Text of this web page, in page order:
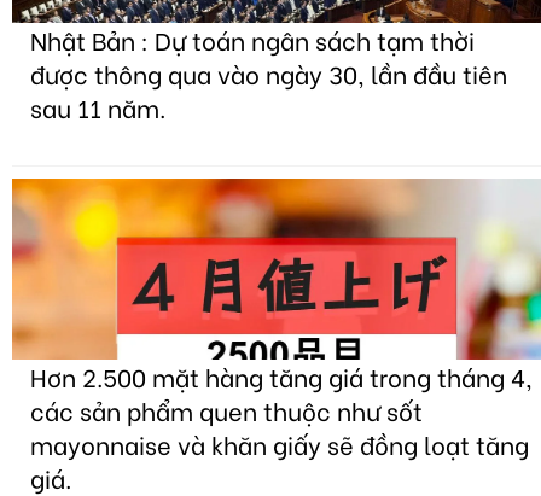
Nhật Bản : Dự toán ngân sách tạm thời
được thông qua vào ngày 30, lần đầu tiên
sau 11 năm.
Hơn 2.500 mặt hàng tăng giá trong tháng 4,
các sản phẩm quen thuộc như sốt
mayonnaise và khăn giấy sẽ đồng loạt tăng
giá.